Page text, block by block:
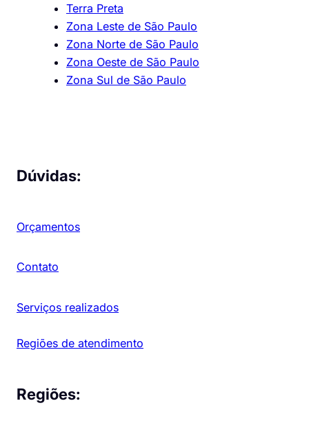
Terra Preta
Zona Leste de São Paulo
Zona Norte de São Paulo
Zona Oeste de São Paulo
Zona Sul de São Paulo
Dúvidas:
Orçamentos
Contato
Serviços realizados
Regiões de atendimento
Regiões: